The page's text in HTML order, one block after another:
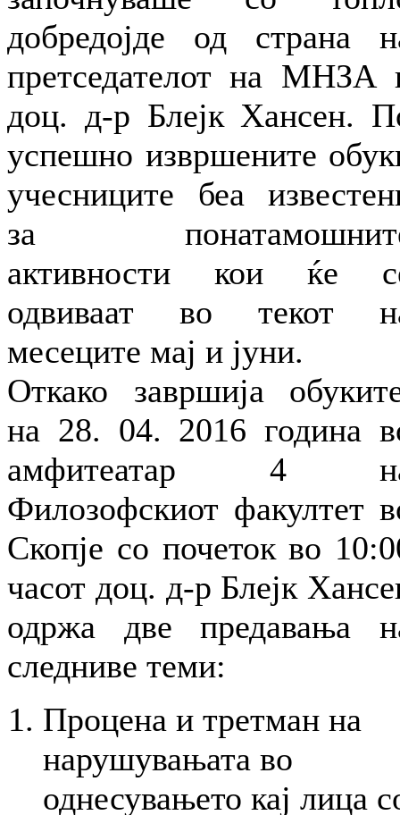
добредојде од страна
претседателот на МНЗА
доц. д-р Блејк Хансен.
успешно извршените
учесниците беа
за
активности кои ќе
одвиваат во текот
месеците мај и јуни.
Откако завршија
на 28. 04. 2016 година
амфитеатар 4
Филозофскиот факултет
Скопје со почеток во
часот доц. д-р Блејк
одржа две предавања
следниве теми:
Процена и третман на
нарушувањата во
однесувањето кај лица